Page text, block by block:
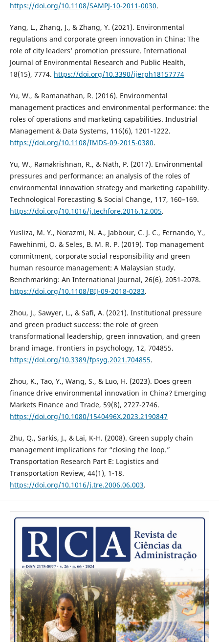
https://doi.org/10.1108/SAMPJ-10-2011-0030.
Yang, L., Zhang, J., & Zhang, Y. (2021). Environmental
regulations and corporate green innovation in China: The
role of city leaders’ promotion pressure. International
Journal of Environmental Research and Public Health,
18(15), 7774. https://doi.org/10.3390/ijerph18157774
Yu, W., & Ramanathan, R. (2016). Environmental
management practices and environmental performance: the
roles of operations and marketing capabilities. Industrial
Management & Data Systems, 116(6), 1201-1222.
https://doi.org/10.1108/IMDS-09-2015-0380.
Yu, W., Ramakrishnan, R., & Nath, P. (2017). Environmental
pressures and performance: an analysis of the roles of
environmental innovation strategy and marketing capability.
Technological Forecasting & Social Change, 117, 160–169.
https://doi.org/10.1016/j.techfore.2016.12.005.
Yusliza, M. Y., Norazmi, N. A., Jabbour, C. J. C., Fernando, Y.,
Fawehinmi, O. & Seles, B. M. R. P. (2019). Top management
commitment, corporate social responsibility and green
human resource management: A Malaysian study.
Benchmarking: An International Journal, 26(6), 2051-2078.
https://doi.org/10.1108/BIJ-09-2018-0283.
Zhou, J., Sawyer, L., & Safi, A. (2021). Institutional pressure
and green product success: the role of green
transformational leadership, green innovation, and green
brand image. Frontiers in psychology, 12, 704855.
https://doi.org/10.3389/fpsyg.2021.704855.
Zhou, K., Tao, Y., Wang, S., & Luo, H. (2023). Does green
finance drive environmental innovation in China? Emerging
Markets Finance and Trade, 59(8), 2727-2746.
https://doi.org/10.1080/1540496X.2023.2190847
Zhu, Q., Sarkis, J., & Lai, K-H. (2008). Green supply chain
management implications for “closing the loop.”
Transportation Research Part E: Logistics and
Transportation Review, 44(1), 1-18.
https://doi.org/10.1016/j.tre.2006.06.003.